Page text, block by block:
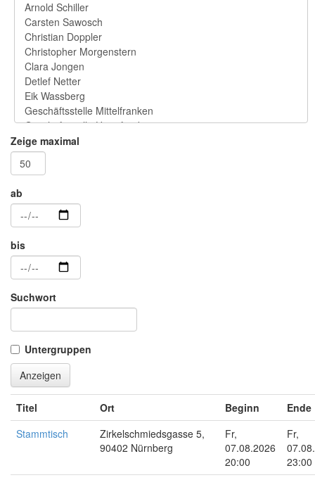
Zeige maximal
ab
bis
Suchwort
Untergruppen
Anzeigen
Titel Ort Beginn
Ende
Stammtisch
Zirkelschmiedsgasse 5,
90402 Nürnberg
Fr,
07.08.2026
20:00
Fr,
23:00